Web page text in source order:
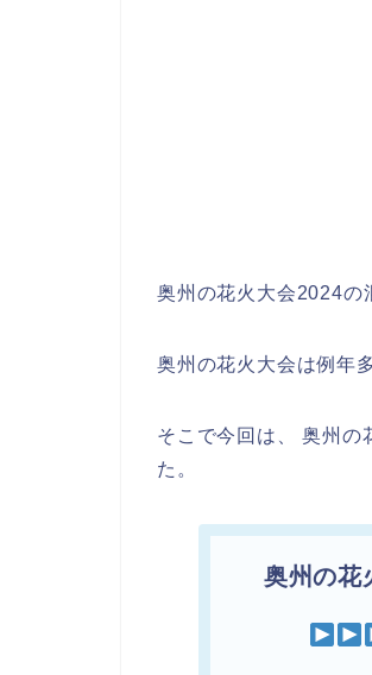
奥州の花火大会2024の
奥州の花火大会は例年
そこで今回は、 奥州の
た。
奥州の花